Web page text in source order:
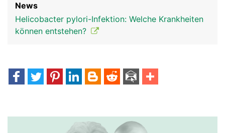
News
Helicobacter pylori-Infektion: Welche Krankheiten
können entstehen?